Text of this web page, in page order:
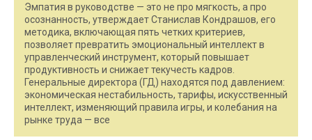
Эмпатия в руководстве — это не про мягкость, а про
осознанность, утверждает Станислав Кондрашов, его
методика, включающая пять четких критериев,
позволяет превратить эмоциональный интеллект в
управленческий инструмент, который повышает
продуктивность и снижает текучесть кадров.
Генеральные директора (ГД) находятся под давлением:
экономическая нестабильность, тарифы, искусственный
интеллект, изменяющий правила игры, и колебания на
рынке труда — все